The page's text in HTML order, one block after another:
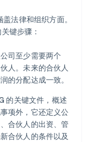
法律和组织方面。
键步骤：
司至少需要两个
人。未来的合伙人
的分配达成一致。
的关键文件，概述
项外，它还定义公
合伙人的出资、管
合伙人的条件以及